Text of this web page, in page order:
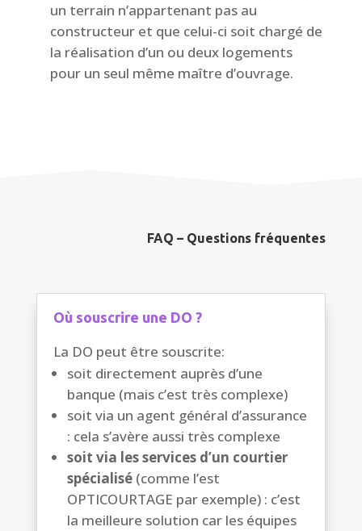
un terrain n’appartenant pas au
constructeur et que celui-ci soit chargé de
la réalisation d’un ou deux logements
pour un seul même maître d’ouvrage.
FAQ – Questions fréquentes
Où souscrire une DO ?
La DO peut être souscrite:
soit directement auprès d’une
banque (mais c’est très complexe)
soit via un agent général d’assurance
: cela s’avère aussi très complexe
soit via les services d’un courtier
spécialisé(comme l’est
OPTICOURTAGE par exemple) : c’est
la meilleure solution car les équipes